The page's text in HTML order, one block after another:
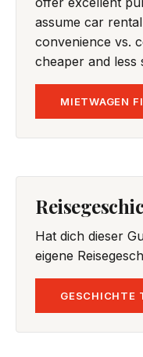
assume car
convenience vs.
cheaper and less
MIETWAGEN
Hat dich dieser
eigene
GESCHICHTE